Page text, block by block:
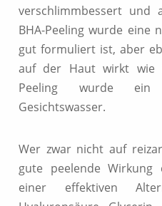
verschlimmbessert und
BHA-Peeling wurde eine
gut formuliert ist, aber
auf der Haut wirkt wie
Peeling wurde ein
Gesichtswasser.
Wer zwar nicht auf
gute peelende
einer effektiven